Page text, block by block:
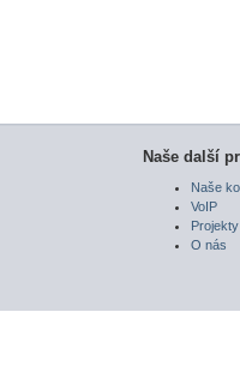
Naše další
Naše
VoIP
Projekty
O nás